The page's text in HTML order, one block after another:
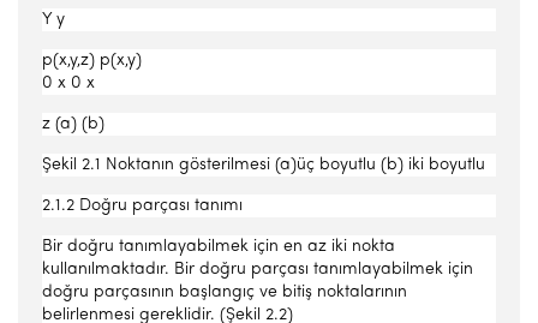
Y y
p(x,y,z) p(x,y)
0 x 0 x
z (a) (b)
Şekil 2.1 Noktanın gösterilmesi (a)üç boyutlu (b) iki boyutlu
2.1.2 Doğru parçası tanımı
Bir doğru tanımlayabilmek için en az iki nokta
kullanılmaktadır. Bir doğru parçası tanımlayabilmek için
doğru parçasının başlangıç ve bitiş noktalarının
belirlenmesi gereklidir. (Şekil 2.2)